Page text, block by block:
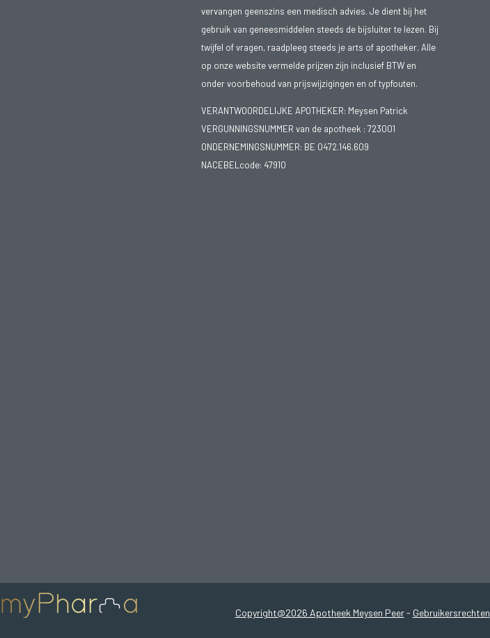
vervangen geenszins een medisch advies. Je dient bij het
gebruik van geneesmiddelen steeds de bijsluiter te lezen. Bij
twijfel of vragen, raadpleeg steeds je arts of apotheker. Alle
op onze website vermelde prijzen zijn inclusief BTW en
onder voorbehoud van prijswijzigingen en of typfouten.
VERANTWOORDELIJKE APOTHEKER: Meysen Patrick
VERGUNNINGSNUMMER van de apotheek : 723001
ONDERNEMINGSNUMMER: BE 0472.146.609
NACEBELcode: 47910
Copyright@2026 Apotheek Meysen Peer - Gebruikersrechten